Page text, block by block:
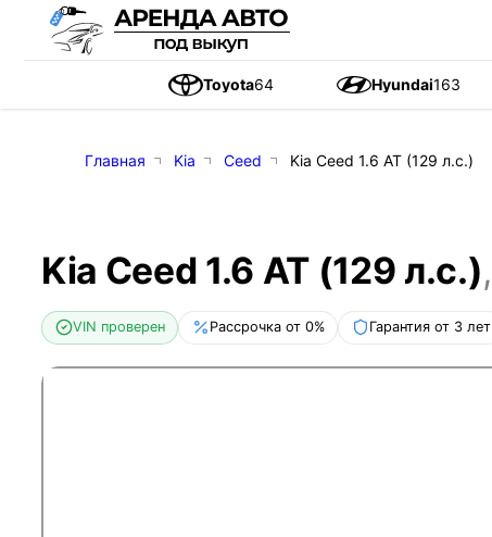
Toyota64 Hyundai163
Главная Kia Ceed Kia Ceed 1.6 AT (129 л.с.)
Kia Ceed 1.6 AT (129 л.с.),
VIN проверен Рассрочка от 0% Гарантия от 3 лет